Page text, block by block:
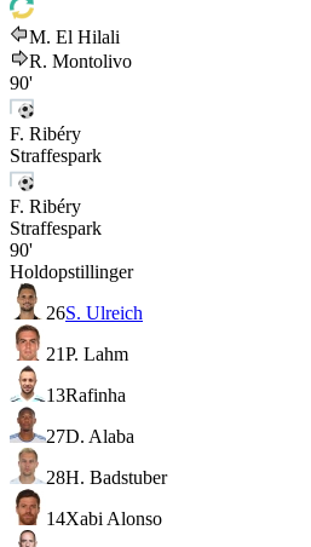
M. El Hilali
R. Montolivo
90'
F. Ribéry
Straffespark
F. Ribéry
Straffespark
90'
Holdopstillinger
26S. Ulreich
21P. Lahm
13Rafinha
27D. Alaba
28H. Badstuber
14Xabi Alonso